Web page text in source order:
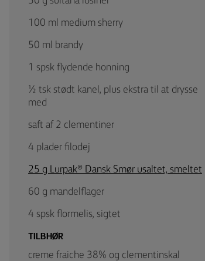
100 ml medium sherry
50 ml brandy
1 spsk flydende honning
½ tsk stødt kanel, plus ekstra til at drysse
med
saft af 2 clementiner
4 plader filodej
25 g Lurpak® Dansk Smør usaltet, smeltet
60 g mandelflager
4 spsk flormelis, sigtet
TILBHØR
creme fraiche 38% og clementinskal